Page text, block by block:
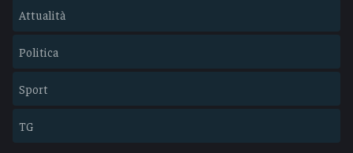
Attualità
Politica
Sport
TG